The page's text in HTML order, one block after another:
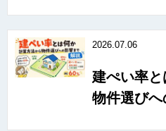
2026.07.06
建ぺい率
物件選び